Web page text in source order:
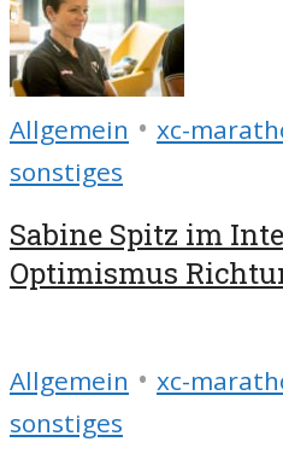
Allgemein • xc-
sonstiges
Sabine Spitz im
Optimismus
Allgemein • xc-
sonstiges